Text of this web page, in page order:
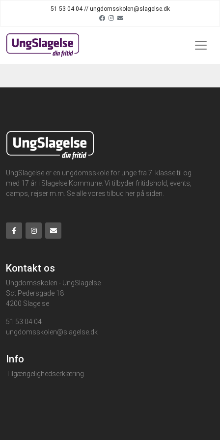
51 53 04 04 // ungdomsskolen@slagelse.dk
UngSlagelse er en ungdomsskole for unge fra 7. klasse til og
med 17 år i Slagelse Kommune. Vi tilbyder fritidshold, events,
camps, rejser m.m. Se alle vores tilbud her på siden.
Kontakt os
Ungdomsskolen - UngSlagelse
Sct.Pedersgade 18
4200 Slagelse
51 53 04 04
ungdomsskolen@slagelse.dk
Info
Tilgængelighedserklæring